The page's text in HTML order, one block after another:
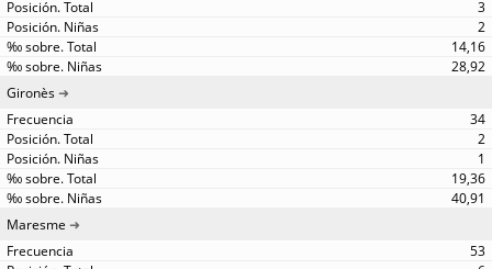
3
2
14,16
28,92
Gironès
34
2
1
19,36
40,91
Maresme
53